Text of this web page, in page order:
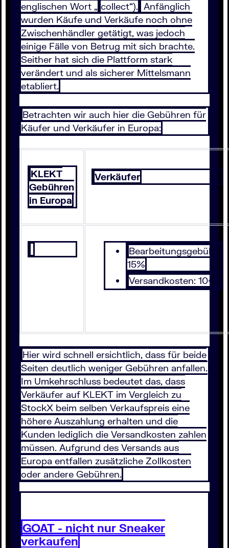
englischen Wort „ collect“). Anfänglich
wurden Käufe und Verkäufe noch ohne
Zwischenhändler getätigt, was jedoch
einige Fälle von Betrug mit sich brachte.
Seither hat sich die Plattform stark
verändert und als sicherer Mittelsmann
etabliert.
Betrachten wir auch hier die Gebühren für
Käufer und Verkäufer in Europa:
KLEKT
Gebühren
in Europa
Verkäufer
Bearbeitungsgebühr:
15%
Versandkosten: 10€
Hier wird schnell ersichtlich, dass für beide
Seiten deutlich weniger Gebühren anfallen.
Im Umkehrschluss bedeutet das, dass
Verkäufer auf KLEKT im Vergleich zu
StockX beim selben Verkaufspreis eine
höhere Auszahlung erhalten und die
Kunden lediglich die Versandkosten zahlen
müssen. Aufgrund des Versands aus
Europa entfallen zusätzliche Zollkosten
oder andere Gebühren.
GOAT - nicht nur Sneaker
verkaufen